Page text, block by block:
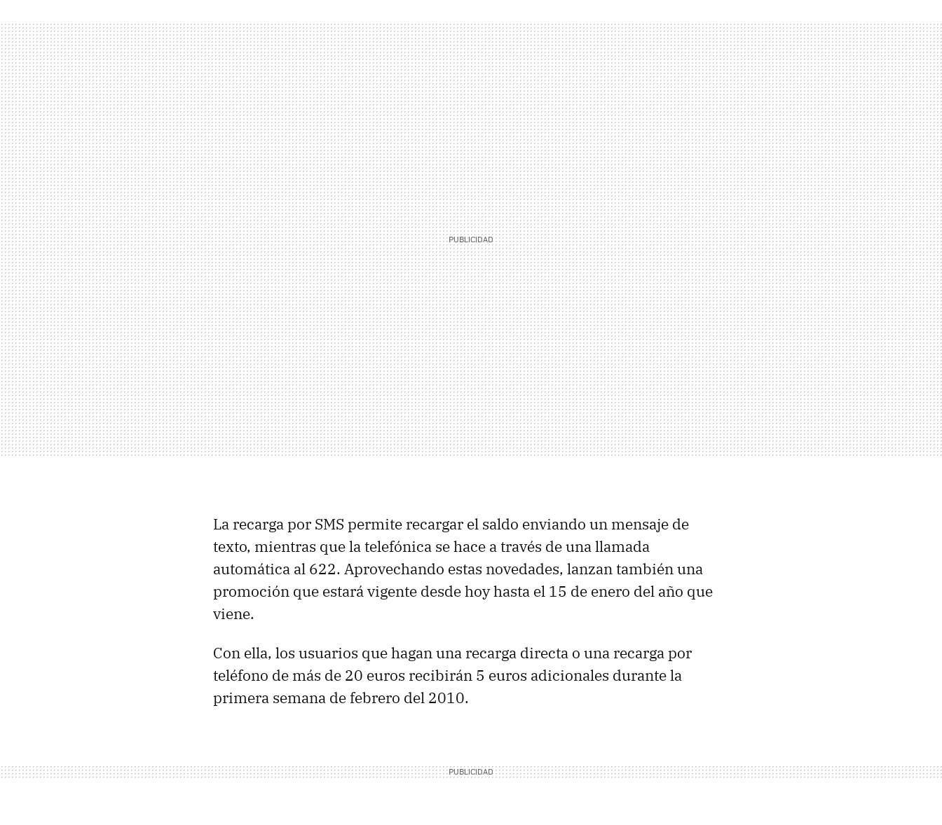
La recarga por SMS permite recargar el saldo enviando un mensaje de
texto, mientras que la telefónica se hace a través de una llamada
automática al 622. Aprovechando estas novedades, lanzan también una
promoción que estará vigente desde hoy hasta el 15 de enero del año que
viene.
Con ella, los usuarios que hagan una recarga directa o una recarga por
teléfono de más de 20 euros recibirán 5 euros adicionales durante la
primera semana de febrero del 2010.